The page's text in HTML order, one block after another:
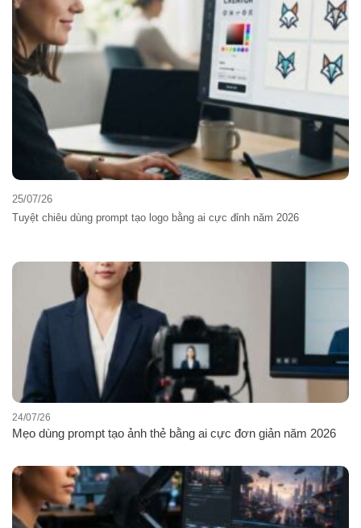
25/07/26
Tuyệt chiêu dùng prompt tạo logo bằng ai cực đỉnh năm 2026
Mẹo dùng prompt tạo ảnh thẻ bằng ai cực đơn giản năm 2026
24/07/26